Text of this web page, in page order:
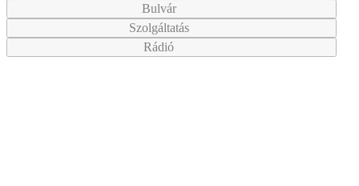
Bulvár
Szolgáltatás
Rádió